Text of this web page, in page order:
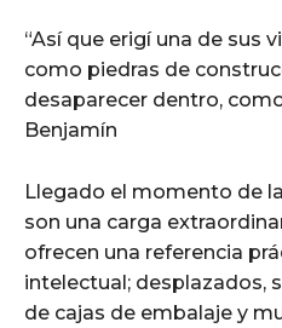
“Así que erigí una de sus
como piedras de
desaparecer dentro,
Benjamín
Llegado el momento de
son una carga
ofrecen una referencia
intelectual; desplazados,
de cajas de embalaje y